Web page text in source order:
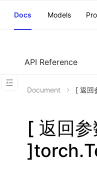
Docs Models
API Reference
Document [ 返回
[ 返回